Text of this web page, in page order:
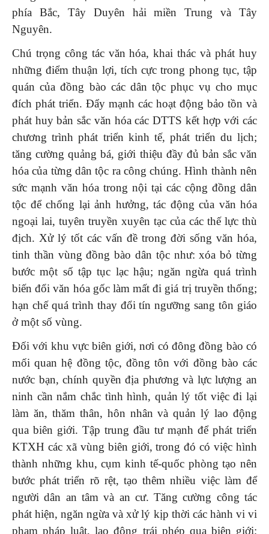
phía Bắc, Tây Duyên hải miền Trung và Tây
Nguyên.
Chú trọng công tác văn hóa, khai thác và phát huy
những điểm thuận lợi, tích cực trong phong tục, tập
quán của đồng bào các dân tộc phục vụ cho mục
đích phát triển. Đẩy mạnh các hoạt động bảo tồn và
phát huy bản sắc văn hóa các DTTS kết hợp với các
chương trình phát triển kinh tế, phát triển du lịch;
tăng cường quảng bá, giới thiệu đầy đủ bản sắc văn
hóa của từng dân tộc ra công chúng. Hình thành nên
sức mạnh văn hóa trong nội tại các cộng đồng dân
tộc để chống lại ảnh hưởng, tác động của văn hóa
ngoại lai, tuyên truyền xuyên tạc của các thế lực thù
địch. Xử lý tốt các vấn đề trong đời sống văn hóa,
tinh thần vùng đồng bào dân tộc như: xóa bỏ từng
bước một số tập tục lạc hậu; ngăn ngừa quá trình
biến đổi văn hóa gốc làm mất đi giá trị truyền thống;
hạn chế quá trình thay đổi tín ngưỡng sang tôn giáo
ở một số vùng.
Đối với khu vực biên giới, nơi có đông đồng bào có
mối quan hệ đồng tộc, đồng tôn với đồng bào các
nước bạn, chính quyền địa phương và lực lượng an
ninh cần nắm chắc tình hình, quản lý tốt việc đi lại
làm ăn, thăm thân, hôn nhân và quản lý lao động
qua biên giới. Tập trung đầu tư mạnh để phát triển
KTXH các xã vùng biên giới, trong đó có việc hình
thành những khu, cụm kinh tế-quốc phòng tạo nên
bước phát triển rõ rệt, tạo thêm nhiều việc làm để
người dân an tâm và an cư. Tăng cường công tác
phát hiện, ngăn ngừa và xử lý kịp thời các hành vi vi
phạm pháp luật, lao động trái phép qua biên giới;